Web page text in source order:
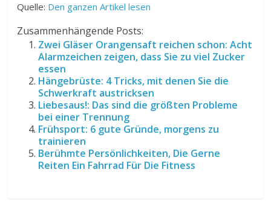
Quelle: Den ganzen Artikel lesen
Zusammenhängende Posts:
Zwei Gläser Orangensaft reichen schon: Acht
Alarmzeichen zeigen, dass Sie zu viel Zucker
essen
Hängebrüste: 4 Tricks, mit denen Sie die
Schwerkraft austricksen
Liebesaus!: Das sind die größten Probleme
bei einer Trennung
Frühsport: 6 gute Gründe, morgens zu
trainieren
Berühmte Persönlichkeiten, Die Gerne
Reiten Ein Fahrrad Für Die Fitness